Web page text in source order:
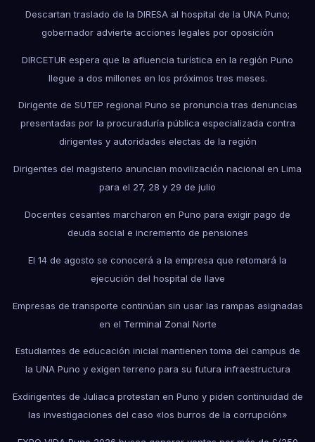
Descartan traslado de la DIRESA al hospital de la UNA Puno;
gobernador advierte acciones legales por oposición
DIRCETUR espera que la afluencia turística en la región Puno
llegue a dos millones en los próximos tres meses.
Dirigente de SUTEP regional Puno se pronuncia tras denuncias
presentadas por la procuraduría pública especializada contra
dirigentes y autoridades electas de la región
Dirigentes del magisterio anuncian movilización nacional en Lima
para el 27, 28 y 29 de julio
Docentes cesantes marcharon en Puno para exigir pago de
deuda social e incremento de pensiones
El 14 de agosto se conocerá a la empresa que retomará la
ejecución del hospital de Ilave
Empresas de transporte continúan sin usar las rampas asignadas
en el Terminal Zonal Norte
Estudiantes de educación inicial mantienen toma del campus de
la UNA Puno y exigen terreno para su futura infraestructura
Exdirigentes de Juliaca protestan en Puno y piden continuidad de
las investigaciones del caso «los burros de la corrupción»